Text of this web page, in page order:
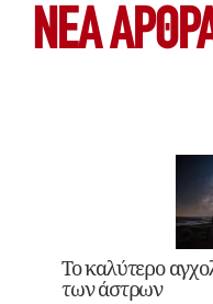
ΝΕΑ
Το καλύτερο
των άστρων